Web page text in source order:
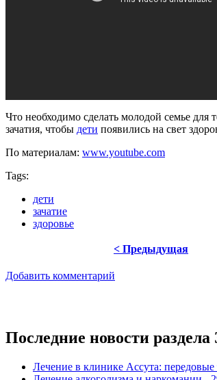
Что необходимо сделать молодой семье
зачатия, чтобы дети появились на свет
По материалам: www.youtube.com
Tags:
дети
зачатие
здоровье
< Предыдущая
Добавить комментарий
Последние новости раздела
Лечение в клинике Ассута: